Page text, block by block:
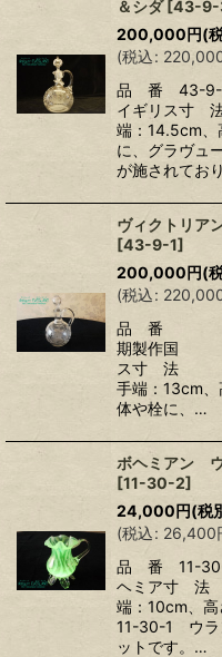
＆シダ [43-9-
200,000円(
(税込:
品 番 43-9-
イギリス寸
端：14.5cm
に、グラヴュ
が施されてお
ヴィクトリ
[43-9-1]
200,000円(
(税込:
品 番
期製作
ス寸 法 直
手端：
体や栓に、…
ボヘミアン
[11-30-2]
24,000円(税
(税込: 26,400
品 番 11-
ヘミア寸 法
端：10cm、
11-30-1 ウラ
ットです。…